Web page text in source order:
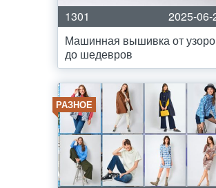
1301
2025-06-
Машинная вышивка от
до шедевров
РАЗНОЕ